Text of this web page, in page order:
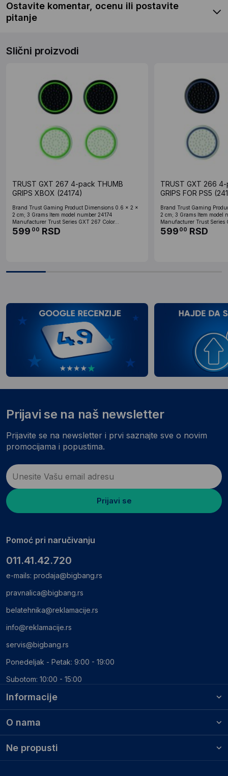
Ostavite komentar, ocenu ili postavite
pitanje
Slični proizvodi
TRUST GXT 267 4-pack THUMB
GRIPS XBOX (24174)
Brand ‎Trust Gaming Product Dimensions ‎0.6 x 2 x
2 cm; 3 Grams Item model number ‎24174
Manufacturer ‎Trust Series ‎GXT 267 Color...
599 00 RSD
TRUST GXT 266
GRIPS FOR PS5
Brand ‎Trust Gaming
2 cm; 3 Grams Item model
Manufacturer ‎Trust Series
599 00 RSD
Informacije
O nama
Ne propusti
Prijavi se na naš newsletter
Prijavite se na newsletter i prvi saznajte sve o novim
promocijama i popustima.
Prijavi se
Pomoć pri naručivanju
011.41.42.720
e-mails: prodaja@bigbang.rs
pravnalica@bigbang.rs
belatehnika@reklamacije.rs
info@reklamacije.rs
servis@bigbang.rs
Ponedeljak - Petak: 9:00 - 19:00
Subotom: 10:00 - 15:00